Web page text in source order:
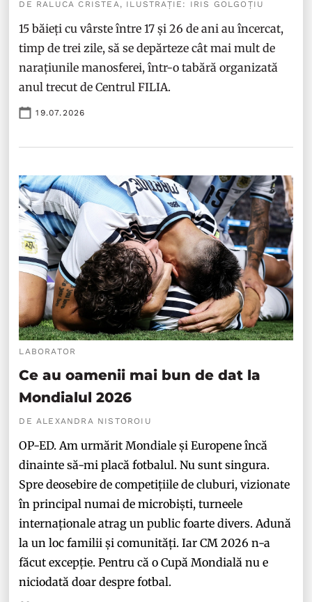
DE RALUCA CRISTEA, ILUSTRAȚIE: IRIS GOLGOȚIU
15 băieți cu vârste între 17 și 26 de ani au încercat,
timp de trei zile, să se depărteze cât mai mult de
narațiunile manosferei, într-o tabără organizată
anul trecut de Centrul FILIA.
19.07.2026
LABORATOR
Ce au oamenii mai bun de dat la
Mondialul 2026
DE ALEXANDRA NISTOROIU
OP-ED. Am urmărit Mondiale și Europene încă
dinainte să-mi placă fotbalul. Nu sunt singura.
Spre deosebire de competițiile de cluburi, vizionate
în principal numai de microbiști, turneele
internaționale atrag un public foarte divers. Adună
la un loc familii și comunități. Iar CM 2026 n-a
făcut excepție. Pentru că o Cupă Mondială nu e
niciodată doar despre fotbal.